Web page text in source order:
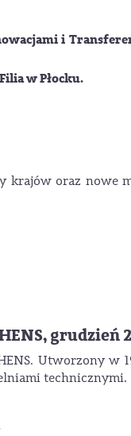
i
w Płocku.
krajów oraz nowe
grudzień
Utworzony w
technicznymi.